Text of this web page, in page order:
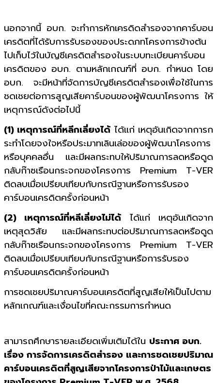
นอกจากนี้ อบก. จะทำการหักเครดิดสำรองจากคาร์บอน
เครดิตที่ได้รับการรับรองของประดภทโครงการข้างต้น
ไปเก็บไว้ในบัญชีเครดิตสำรองในระบบทะเบียนคาร์บอน
เครดิตของ อบก. ตามหลักเกณฑ์ที่ อบก. กำหนด โดย
อบก. จะมีหน้าที่จัดการบัญชีเครดิตสำรองเพื่อใช้ในการ
ชดเชยต่อการสูญเสียคาร์บอนของผู้พัฒนาโครงการ ให้
เหตุการณ์ดังต่อไปนี้
(1) เหตุการณ์ที่หลีกเลี่ยงได้ ได้แก่ เหตุอันเกิดจากการก
ระทำโดยจงใจหรือประมาทเลินเล่อของผู้พัฒนาโครงการ
หรือบุคคลอื่น และมีผลกระทบให้ปริมาณการลดหรือดูด
กลับก๊าซเรือนกระจกของโครงการ Premium T-VER
ติดลบเมื่อเปรียบเทียบกับกรณีฐานหรือการรับรอง
คาร์บอนเครดิตครั้งก่อนหน้า
(2) เหตุการณ์ที่หลีเลี่ยงไม่ได้ ได้แก่ เหตุอันเกิดจาก
เหตุสุดวิสัย และมีผลกระทบต่อปริมาณการลดหรือดูด
กลับก๊าซเรือนกระจกของโครงการ Premium T-VER
ติดลบเมื่อเปรียบเทียบกับกรณีฐานหรือการรับรอง
คาร์บอนเครดิตครั้งก่อนหน้า
การชดเชยปริมาณคาร์บอนเครดิตที่สูญเสียให้เป็นไปตาม
หลักเกณฑ์และเงื่อนไขที่คณะกรรมการกำหนด
สามารถศึกษารายละเอียดเพิ่มเติมได้ใน ประกาศ อบก.
เรื่อง การจัดการเครดิตสำรอง และการชดเชยปริมาณ
คาร์บอนเครดิตที่สูญเสียจากโครงการป่าไม้และเกษตร